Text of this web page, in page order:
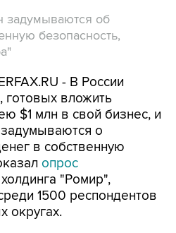
задумываются об
безопасность,
- В России
готовых вложить
$1 млн в свой бизнес, и
о
в собственную
опрос
"Ромир",
1500 респондентов
округах.